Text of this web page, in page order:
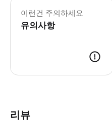
이런건 주의하세요
유의사항
리뷰